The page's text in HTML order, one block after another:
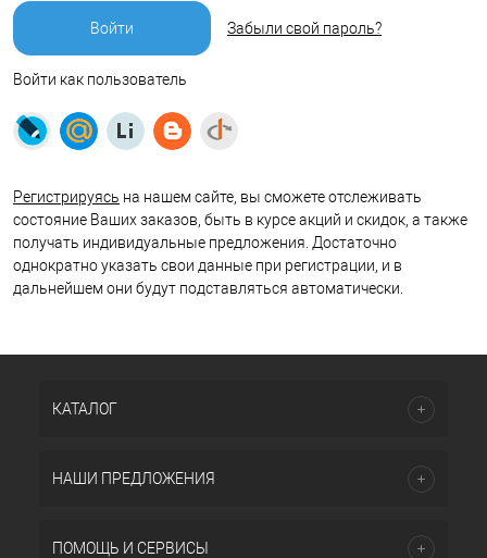
Забыли свой пароль?
Войти как пользователь
Регистрируясь на нашем сайте, вы сможете отслеживать
состояние Ваших заказов, быть в курсе акций и скидок, а также
получать индивидуальные предложения. Достаточно
однократно указать свои данные при регистрации, и в
дальнейшем они будут подставляться автоматически.
КАТАЛОГ
НАШИ ПРЕДЛОЖЕНИЯ
ПОМОЩЬ И СЕРВИСЫ